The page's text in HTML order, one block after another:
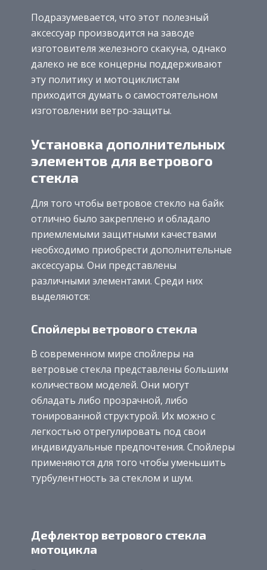
Подразумевается, что этот полезный
аксессуар производится на заводе
изготовителя железного скакуна, однако
далеко не все концерны поддерживают
эту политику и мотоциклистам
приходится думать о самостоятельном
изготовлении ветро-защиты.
Установка дополнительных
элементов для ветрового
стекла
Для того чтобы ветровое стекло на байк
отлично было закреплено и обладало
приемлемыми защитными качествами
необходимо приобрести дополнительные
аксессуары. Они представлены
различными элементами. Среди них
выделяются:
Спойлеры ветрового стекла
В современном мире спойлеры на
ветровые стекла представлены большим
количеством моделей. Они могут
обладать либо прозрачной, либо
тонированной структурой. Их можно с
легкостью отрегулировать под свои
индивидуальные предпочтения. Спойлеры
применяются для того чтобы уменьшить
турбулентность за стеклом и шум.
Дефлектор ветрового стекла
мотоцикла